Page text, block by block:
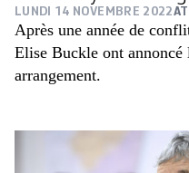
LUNDI 14 NOVEMBRE 2022
Après une année de
Elise Buckle ont
arrangement.